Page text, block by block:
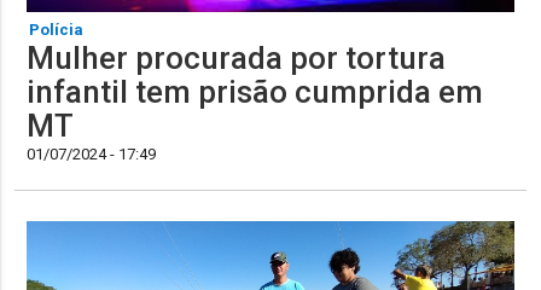
Polícia
Mulher procurada por tortura
infantil tem prisão cumprida em
MT
01/07/2024 - 17:49